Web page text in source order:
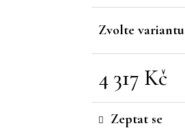
Zvolte variantu
4 317 Kč
Měrná
cena:Zeptat se